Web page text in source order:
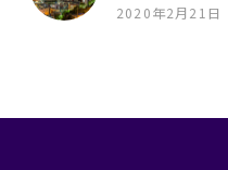
2020年2月21日